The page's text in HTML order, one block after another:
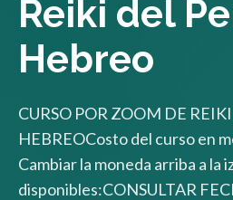
Reiki del
Hebreo
CURSO POR ZOOM DE
HEBREOCosto del curso en
Cambiar la moneda arriba a la
disponibles:CONSULTAR